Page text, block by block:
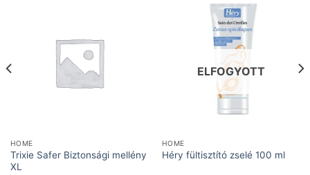
HOME
Trixie Safer Biztonsági mellény
XL
ELFOGYOTT
HOME
Héry fültisztító zselé 100 ml